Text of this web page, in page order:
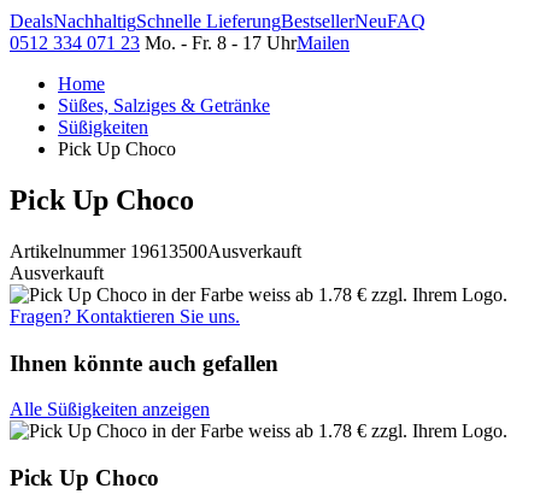
DealsNachhaltigSchnelle LieferungBestsellerNeuFAQ
0512 334 071 23 Mo. - Fr. 8 - 17 UhrMailen
Home
Süßes, Salziges & Getränke
Süßigkeiten
Pick Up Choco
Pick Up Choco
Artikelnummer 19613500Ausverkauft
Ausverkauft
Fragen? Kontaktieren Sie uns.
Ihnen könnte auch gefallen
Alle Süßigkeiten anzeigen
Pick Up Choco